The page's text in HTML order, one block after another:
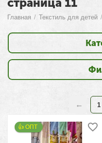
Главная / Текстиль для детей /
1
👍 ОПТ